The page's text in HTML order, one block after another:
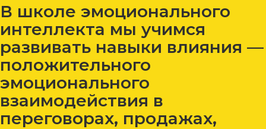
В школе эмоционального
интеллекта мы учимся
развивать навыки влияния —
положительного
эмоционального
взаимодействия в
переговорах, продажах,